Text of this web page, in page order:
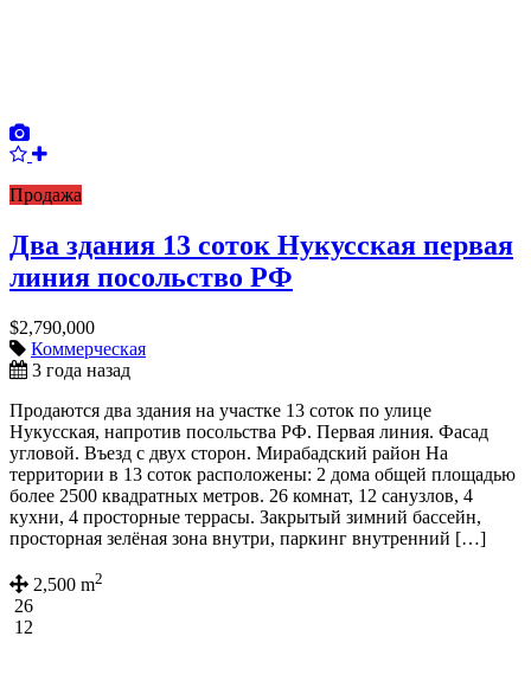
Продажа
Два здания 13 соток Нукусская первая
линия посольство РФ
$2,790,000
Коммерческая
3 года назад
Продаются два здания на участке 13 соток по улице
Нукусская, напротив посольства РФ. Первая линия. Фасад
угловой. Въезд с двух сторон. Мирабадский район На
территории в 13 соток расположены: 2 дома общей площадью
более 2500 квадратных метров. 26 комнат, 12 санузлов, 4
кухни, 4 просторные террасы. Закрытый зимний бассейн,
просторная зелёная зона внутри, паркинг внутренний […]
2,500 m2
26
12